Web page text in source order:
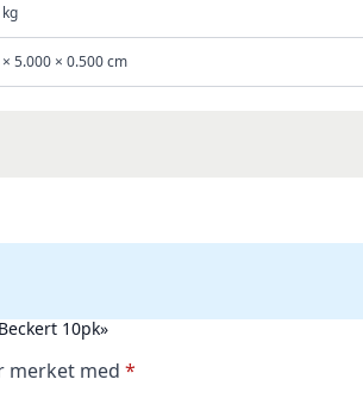
5.000 × 0.500 cm
10pk»
merket med *